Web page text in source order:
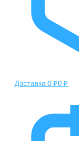
Доставка 0 ₽0 ₽